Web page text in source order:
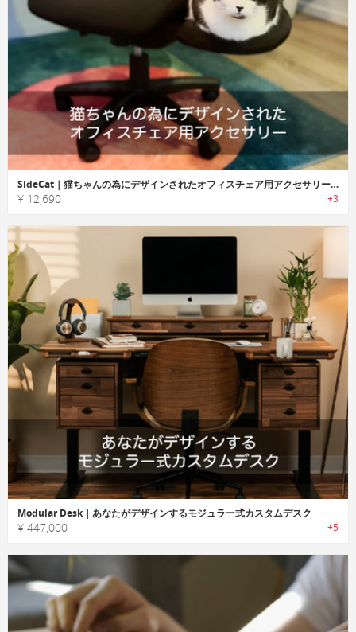
SideCat｜猫ちゃんの為にデザインされたオフィスチェア用アクセサリー「サイドキャット」
¥ 12,690 +3
Modular Desk｜あなたがデザインするモジュラー式カスタムデスク
¥ 447,000 +5